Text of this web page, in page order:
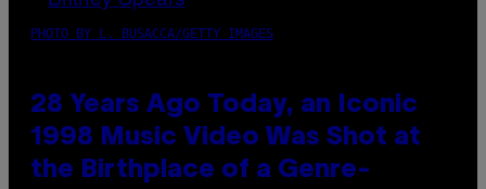
PHOTO BY L. BUSACCA/GETTY IMAGES
28 Years Ago Today, an Iconic
1998 Music Video Was Shot at
the Birthplace of a Genre-